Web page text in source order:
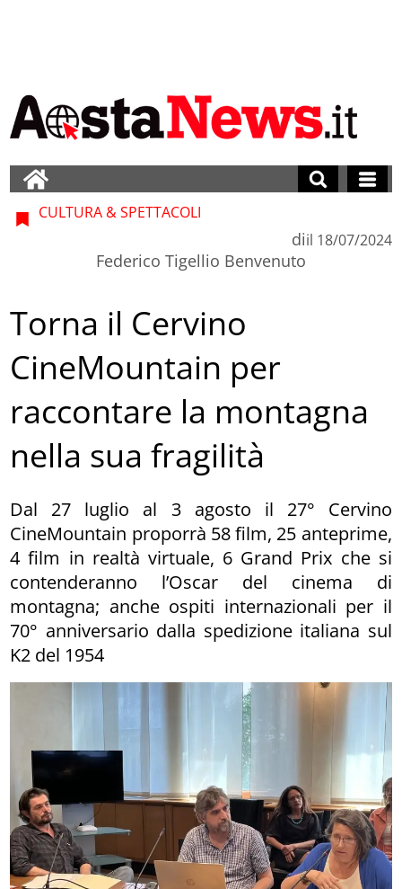
CULTURA & SPETTACOLI
di
Federico Tigellio Benvenuto
il 18/07/2024
Torna il Cervino
CineMountain per
raccontare la montagna
nella sua fragilità
Dal 27 luglio al 3 agosto il 27° Cervino
CineMountain proporrà 58 film, 25 anteprime,
4 film in realtà virtuale, 6 Grand Prix che si
contenderanno l’Oscar del cinema di
montagna; anche ospiti internazionali per il
70° anniversario dalla spedizione italiana sul
K2 del 1954